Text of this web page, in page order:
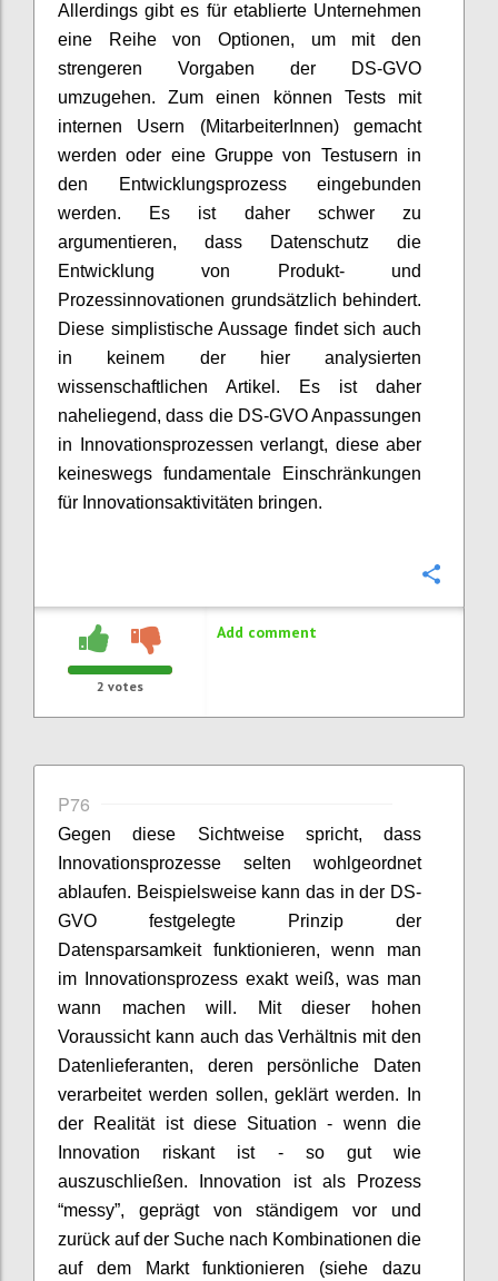
Allerdings gibt es für etablierte Unternehmen
eine Reihe von Optionen, um mit den
strengeren Vorgaben der DS-GVO
umzugehen. Zum einen können Tests mit
internen Usern (MitarbeiterInnen) gemacht
werden oder eine Gruppe von Testusern in
den Entwicklungsprozess eingebunden
werden. Es ist daher schwer zu
argumentieren, dass Datenschutz die
Entwicklung von Produkt- und
Prozessinnovationen grundsätzlich behindert.
Diese simplistische Aussage findet sich auch
in keinem der hier analysierten
wissenschaftlichen Artikel. Es ist daher
naheliegend, dass die DS-GVO Anpassungen
in Innovationsprozessen verlangt, diese aber
keineswegs fundamentale Einschränkungen
für Innovationsaktivitäten bringen.
2 votes
Add comment
P76
Gegen diese Sichtweise spricht, dass
Innovationsprozesse selten wohlgeordnet
ablaufen. Beispielsweise kann das in der DS-
GVO festgelegte Prinzip der
Datensparsamkeit funktionieren, wenn man
im Innovationsprozess exakt weiß, was man
wann machen will. Mit dieser hohen
Voraussicht kann auch das Verhältnis mit den
Datenlieferanten, deren persönliche Daten
verarbeitet werden sollen, geklärt werden. In
der Realität ist diese Situation - wenn die
Innovation riskant ist - so gut wie
auszuschließen. Innovation ist als Prozess
“messy”, geprägt von ständigem vor und
zurück auf der Suche nach Kombinationen die
auf dem Markt funktionieren (siehe dazu